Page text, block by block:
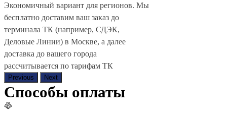
Экономичный вариант для регионов. Мы
бесплатно доставим ваш заказ до
терминала ТК (например, СДЭК,
Деловые Линии) в Москве, а далее
доставка до вашего города
рассчитывается по тарифам ТК
Previous Next
Способы оплаты